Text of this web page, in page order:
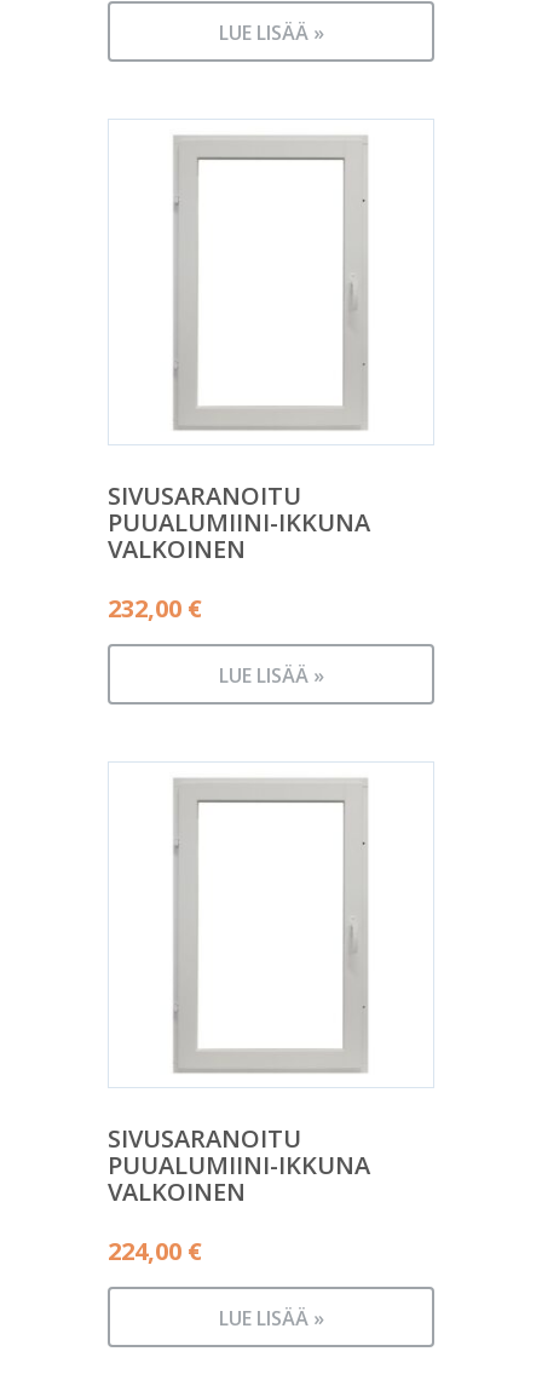
LUE LISÄÄ »
SIVUSARANOITU
PUUALUMIINI-IKKUNA
VALKOINEN
232,00 €
LUE LISÄÄ »
SIVUSARANOITU
PUUALUMIINI-IKKUNA
VALKOINEN
224,00 €
LUE LISÄÄ »